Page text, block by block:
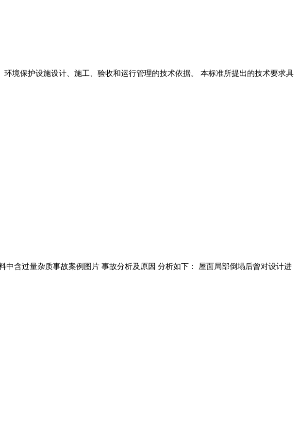
境保护设施设计、施工、验收和运行管理的技术依据。 本标准所提出的技术要求具
含过量杂质事故案例图片 事故分析及原因 分析如下： 屋面局部倒塌后曾对设计进